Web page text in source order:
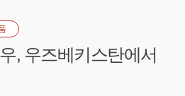
, 우즈베키스탄에서